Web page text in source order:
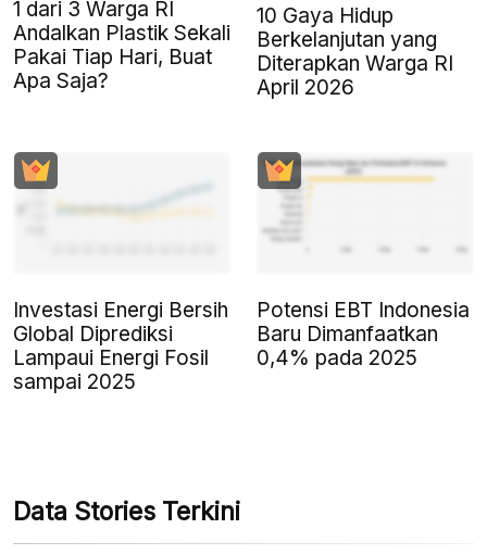
1 dari 3 Warga RI
Andalkan Plastik Sekali
Pakai Tiap Hari, Buat
Apa Saja?
10 Gaya Hidup
Berkelanjutan yang
Diterapkan Warga RI
April 2026
Investasi Energi Bersih
Global Diprediksi
Lampaui Energi Fosil
sampai 2025
Potensi EBT Indonesia
Baru Dimanfaatkan
0,4% pada 2025
Data Stories Terkini